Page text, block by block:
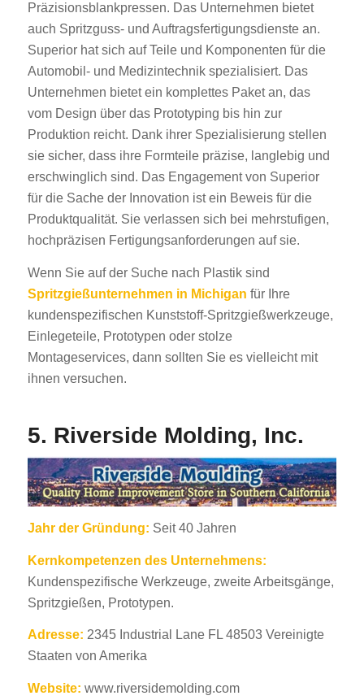
Präzisionsblankpressen. Das Unternehmen bietet
auch Spritzguss- und Auftragsfertigungsdienste an.
Superior hat sich auf Teile und Komponenten für die
Automobil- und Medizintechnik spezialisiert. Das
Unternehmen bietet ein komplettes Paket an, das
vom Design über das Prototyping bis hin zur
Produktion reicht. Dank ihrer Spezialisierung stellen
sie sicher, dass ihre Formteile präzise, langlebig und
erschwinglich sind. Das Engagement von Superior
für die Sache der Innovation ist ein Beweis für die
Produktqualität. Sie verlassen sich bei mehrstufigen,
hochpräzisen Fertigungsanforderungen auf sie.
Wenn Sie auf der Suche nach Plastik sind
Spritzgießunternehmen in Michigan für Ihre
kundenspezifischen Kunststoff-Spritzgießwerkzeuge,
Einlegeteile, Prototypen oder stolze
Montageservices, dann sollten Sie es vielleicht mit
ihnen versuchen.
5. Riverside Molding, Inc.
Jahr der Gründung: Seit 40 Jahren
Kernkompetenzen des Unternehmens:
Kundenspezifische Werkzeuge, zweite Arbeitsgänge,
Spritzgießen, Prototypen.
Adresse: 2345 Industrial Lane FL 48503 Vereinigte
Staaten von Amerika
Website: www.riversidemolding.com